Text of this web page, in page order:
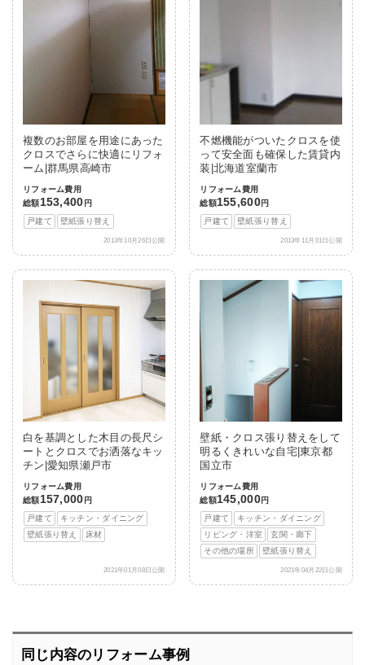
複数のお部屋を用途にあった
クロスでさらに快適にリフォ
ーム|群馬県高崎市
リフォーム費用
総額153,400 円
戸建て
壁紙張り替え
2013年10月26日公開
不燃機能がついたクロスを使
って安全面も確保した賃貸内
装|北海道室蘭市
リフォーム費用
総額155,600円
戸建て
壁紙張り替え
2013年11月01日公開
白を基調とした木目の長尺シ
ートとクロスでお洒落なキッ
チン|愛知県瀬戸市
リフォーム費用
総額157,000 円
戸建て
キッチン・ダイニング
壁紙張り替え
床材
2021年01月08日公開
壁紙・クロス張り替えをして
明るくきれいな自宅|東京都
国立市
リフォーム費用
総額145,000円
戸建て
キッチン・ダイニング
リビング・洋室
玄関・廊下
その他の場所
壁紙張り替え
2021年04月22日公開
同じ内容のリフォーム事例